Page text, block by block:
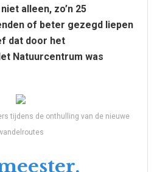
alleen, zo’n 25
of beter gezegd liepen
dat door het
Natuurcentrum was
tijdens de onthulling van de nieuwe